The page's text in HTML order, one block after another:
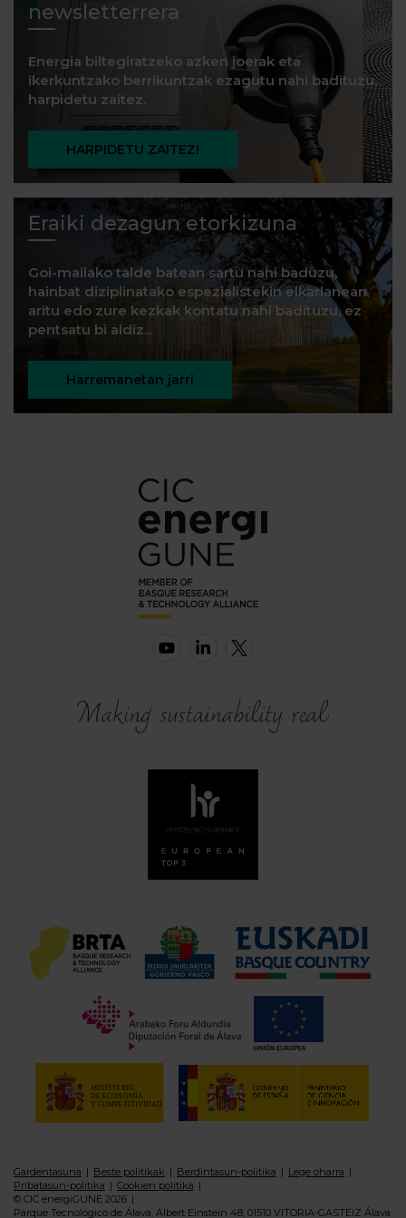
newsletterrera
Energia biltegiratzeko azken joerak eta
ikerkuntzako berrikuntzak ezagutu nahi badituzu,
harpidetu zaitez.
HARPIDETU ZAITEZ!
Eraiki dezagun etorkizuna
Goi-mailako talde batean sartu nahi baduzu,
hainbat diziplinatako espezialistekin elkarlanean
aritu edo zure kezkak kontatu nahi badituzu, ez
pentsatu bi aldiz...
Harremanetan jarri
Gardentasuna Beste politikak Berdintasun-politika
Lege oharra
Pribatasun-politika
Cookien politika
© CIC energiGUNE 2026
Parque Tecnológico de Álava, Albert Einstein 48, 01510 VITORIA-GASTEIZ Álava